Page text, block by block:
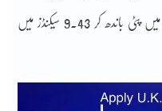
دوسری طرف بیل پیپر انہوں نے آنکھوں میں پٹی باندھ کر 9.43 سیکنڈز میں